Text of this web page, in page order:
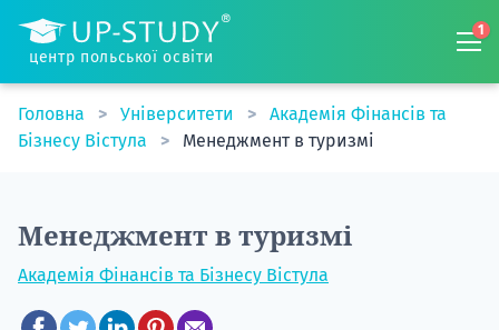
центр польської освіти
1
Головна Університети
Академія Фінансів та
Бізнесу Вістула
Менеджмент в туризмі
Менеджмент в туризмі
Академія Фінансів та Бізнесу Вістула